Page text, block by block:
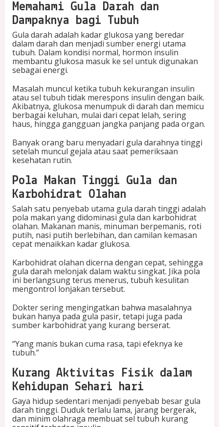
u
D
o
k
t
e
r
Memahami Gula Darah dan
Dampaknya bagi Tubuh
Gula darah adalah kadar glukosa yang beredar
dalam darah dan menjadi sumber energi utama
tubuh. Dalam kondisi normal, hormon insulin
membantu glukosa masuk ke sel untuk digunakan
sebagai energi.
Masalah muncul ketika tubuh kekurangan insulin
atau sel tubuh tidak merespons insulin dengan baik.
Akibatnya, glukosa menumpuk di darah dan memicu
berbagai keluhan, mulai dari cepat lelah, sering
haus, hingga gangguan jangka panjang pada organ.
Banyak orang baru menyadari gula darahnya tinggi
setelah muncul gejala atau saat pemeriksaan
kesehatan rutin.
Pola Makan Tinggi Gula dan
Karbohidrat Olahan
Salah satu penyebab utama gula darah tinggi adalah
pola makan yang didominasi gula dan karbohidrat
olahan. Makanan manis, minuman berpemanis, roti
putih, nasi putih berlebihan, dan camilan kemasan
cepat menaikkan kadar glukosa.
Karbohidrat olahan dicerna dengan cepat, sehingga
gula darah melonjak dalam waktu singkat. Jika pola
ini berlangsung terus menerus, tubuh kesulitan
mengontrol lonjakan tersebut.
Dokter sering mengingatkan bahwa masalahnya
bukan hanya pada gula pasir, tetapi juga pada
sumber karbohidrat yang kurang berserat.
“Yang manis bukan cuma rasa, tapi efeknya ke
tubuh.”
Kurang Aktivitas Fisik dalam
Kehidupan Sehari hari
Gaya hidup sedentari menjadi penyebab besar gula
darah tinggi. Duduk terlalu lama, jarang bergerak,
dan minim olahraga membuat sel tubuh kurang